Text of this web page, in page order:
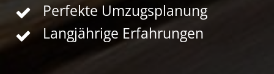
Perfekte Umzugsplanung
Langjährige Erfahrungen